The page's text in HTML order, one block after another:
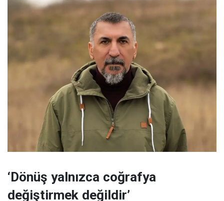
‘Dönüş yalnızca coğrafya
değiştirmek değildir’